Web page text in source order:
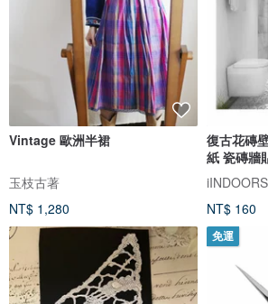
Vintage 歐洲半裙
玉枝古著
NT$ 1,280
復古花磚
紙 瓷磚牆
水
NT$ 160
免運